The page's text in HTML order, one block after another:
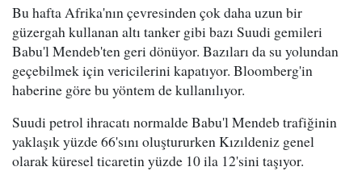
Bu hafta Afrika'nın çevresinden çok daha uzun bir
güzergah kullanan altı tanker gibi bazı Suudi gemileri
Babu'l Mendeb'ten geri dönüyor. Bazıları da su yolundan
geçebilmek için vericilerini kapatıyor. Bloomberg'in
haberine göre bu yöntem de kullanılıyor.
Suudi petrol ihracatı normalde Babu'l Mendeb trafiğinin
yaklaşık yüzde 66'sını oluştururken Kızıldeniz genel
olarak küresel ticaretin yüzde 10 ila 12'sini taşıyor.